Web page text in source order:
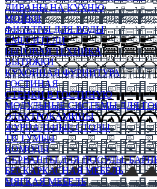
ДИВАНЫ НА КУХНЮ
МОЙКИ
ФИЛЬТРЫ ДЛЯ ВОДЫ
СМЕСИТЕЛИ
БЫТОВАЯ ТЕХНИКА
ВЫТЯЖКИ
КУХОННАЯ ФУРНИТУРА
ГОСТИНАЯ
СТЕНКИ В ГОСТИНУЮ
МОДУЛЬНЫЕ СИСТЕМЫ ДЛЯ
ЭЛЕКТРОКАМИНЫ
ЖУРНАЛЬНЫЕ СТОЛЫ
ТВ ТУМБЫ
КОМОДЫ
СЕРВАНТЫ ДЛЯ ПОСУДЫ,
БЕСКАРКАСНАЯ МЕБЕЛЬ
МЯГКАЯ МЕБЕЛЬ